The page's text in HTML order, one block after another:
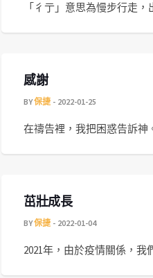
「彳亍」意思為慢步行走
感謝
BY保捷 2022-01-25
在禱告裡，我把困惑告訴
茁壯成長
BY保捷 2022-01-04
2021年，由於疫情關係，